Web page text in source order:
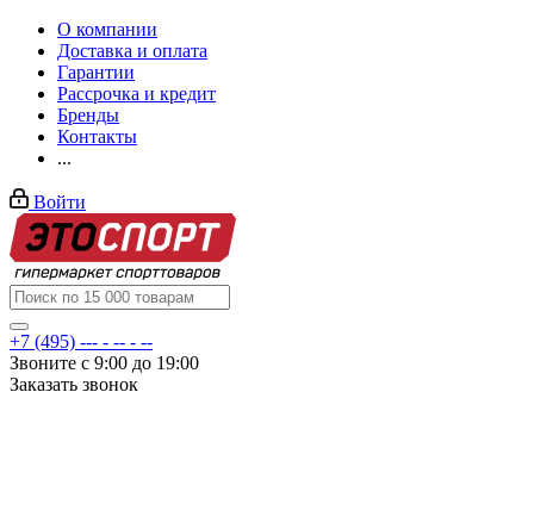
О компании
Доставка и оплата
Гарантии
Рассрочка и кредит
Бренды
Контакты
...
Войти
+7 (495) --- - -- - --
Звоните с 9:00 до 19:00
Заказать звонок